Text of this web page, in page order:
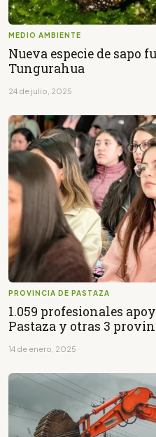
MEDIO AMBIENTE
Nueva especie de sapo
Tungurahua
24 de julio, 2025
PROVINCIA DE PASTAZA
1.059 profesionales
Pastaza y otras 3
14 de enero, 2025